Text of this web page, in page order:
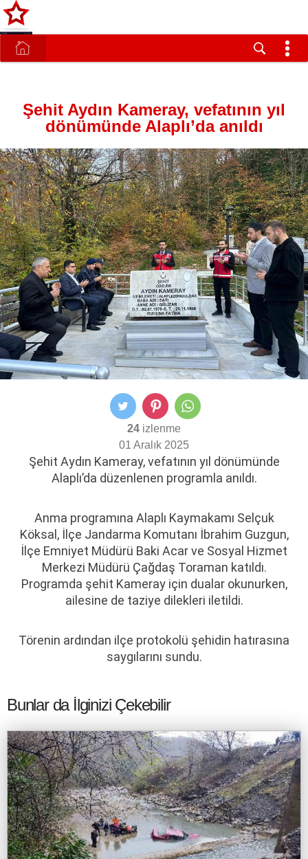
Şehit Aydın Kameray, vefatının yıl
dönümünde Alaplı’da anıldı
24 izlenme
01 Aralık 2025
Şehit Aydın Kameray, vefatının yıl dönümünde
Alaplı’da düzenlenen programla anıldı.
Anma programına Alaplı Kaymakamı Selçuk
Köksal, İlçe Jandarma Komutanı İbrahim Guzgun,
İlçe Emniyet Müdürü Baki Acar ve Sosyal Hizmet
Merkezi Müdürü Çağdaş Toraman katıldı.
Programda şehit Kameray için dualar okunurken,
ailesine de taziye dilekleri iletildi.
Törenin ardından ilçe protokolü şehidin hatırasına
saygılarını sundu.
Bunlar da İlginizi Çekebilir